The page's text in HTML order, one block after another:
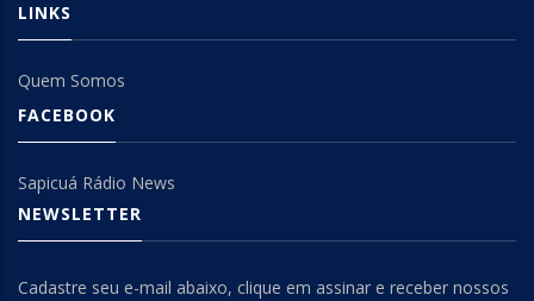
LINKS
Quem Somos
FACEBOOK
Sapicuá Rádio News
NEWSLETTER
Cadastre seu e-mail abaixo, clique em assinar e receber nossos